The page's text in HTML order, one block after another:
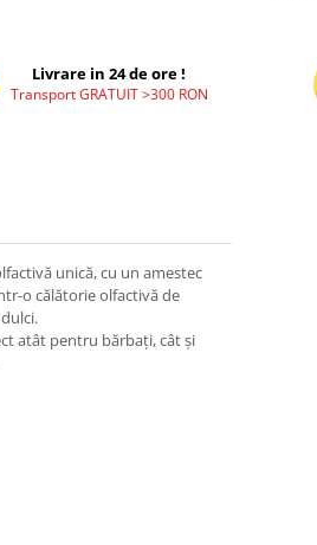
Livrare in 24 de ore !
Transport GRATUIT >300 RON
unică, cu un amestec
o călătorie olfactivă de
atât pentru bărbați, cât și